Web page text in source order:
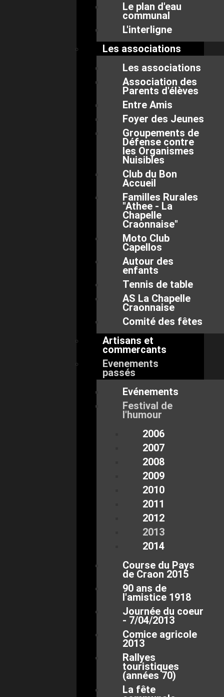
Le plan d'eau
communal
L'interligne
Les associations
Les associations
Association des
Parents d'élèves
Entre Amis
Foyer des Jeunes
Groupements de
Défense contre
les Organismes
Nuisibles
Club du Bon
Accueil
Familles Rurales
"Athee - La
Chapelle
Craonnaise"
Moto Club
Capellos
Autour des
enfants
Tennis de table
AS La Chapelle
Craonnaise
Comité des fêtes
Artisans et
commercants
Evenements
passés
Evénements
Festival de
l'humour
2006
2007
2008
2009
2010
2011
2012
2013
2014
Course du Pays
de Craon 2015
90 ans de
l'amistice 1918
Journée du coeur
- 7/04/2013
Comice agricole
2013
Rallyes
touristiques
(années 70)
La fête